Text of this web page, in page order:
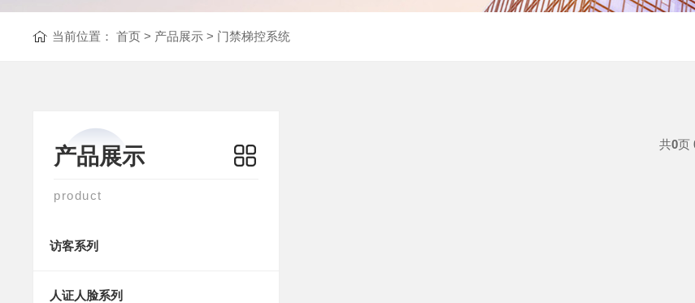
当前位置：首页 > 产品展示 > 门禁梯控系统
产品展示
product
访客系列
人证人脸系列
共0页